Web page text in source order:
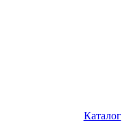
Каталог